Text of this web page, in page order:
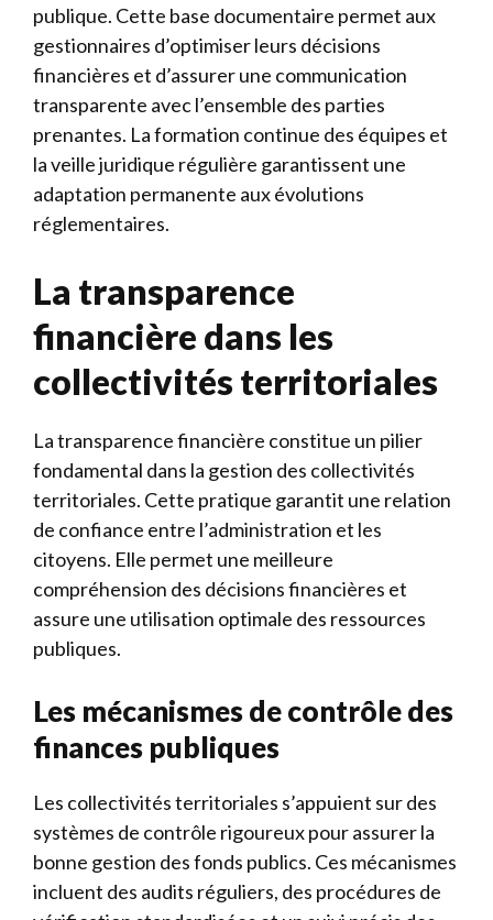
publique. Cette base documentaire permet aux
gestionnaires d’optimiser leurs décisions
financières et d’assurer une communication
transparente avec l’ensemble des parties
prenantes. La formation continue des équipes et
la veille juridique régulière garantissent une
adaptation permanente aux évolutions
réglementaires.
La transparence
financière dans les
collectivités territoriales
La transparence financière constitue un pilier
fondamental dans la gestion des collectivités
territoriales. Cette pratique garantit une relation
de confiance entre l’administration et les
citoyens. Elle permet une meilleure
compréhension des décisions financières et
assure une utilisation optimale des ressources
publiques.
Les mécanismes de contrôle des
finances publiques
Les collectivités territoriales s’appuient sur des
systèmes de contrôle rigoureux pour assurer la
bonne gestion des fonds publics. Ces mécanismes
incluent des audits réguliers, des procédures de